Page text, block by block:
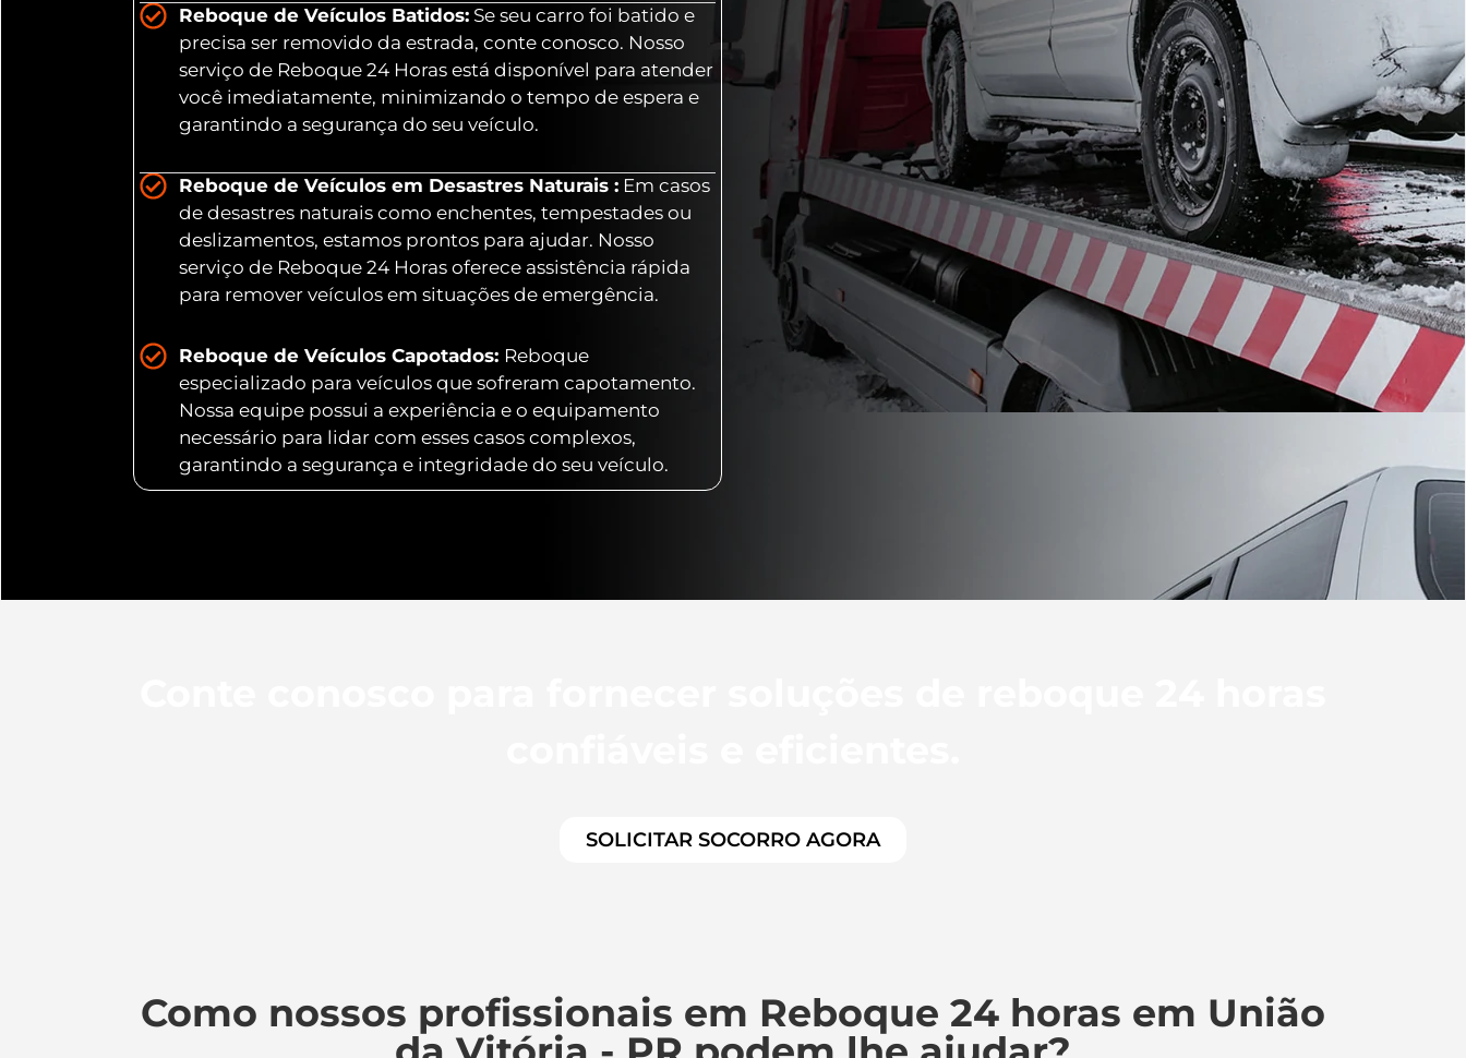
Reboque de Veículos Batidos: Se seu carro foi batido e
precisa ser removido da estrada, conte conosco. Nosso
serviço de Reboque 24 Horas está disponível para atender
você imediatamente, minimizando o tempo de espera e
garantindo a segurança do seu veículo.
Reboque de Veículos em Desastres Naturais : Em casos
de desastres naturais como enchentes, tempestades ou
deslizamentos, estamos prontos para ajudar. Nosso
serviço de Reboque 24 Horas oferece assistência rápida
para remover veículos em situações de emergência.
Reboque de Veículos Capotados: Reboque
especializado para veículos que sofreram capotamento.
Nossa equipe possui a experiência e o equipamento
necessário para lidar com esses casos complexos,
garantindo a segurança e integridade do seu veículo.
SOLICITAR SOCORRO AGORA
Como nossos profissionais em Reboque 24 horas em União